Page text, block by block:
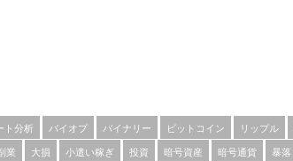
ト分析 バイオプ バイナリー ビットコイン リップル
業 大損 小遣い稼ぎ 投資 暗号資産 暗号通貨
暴落